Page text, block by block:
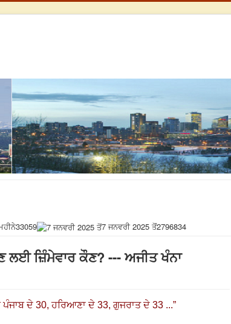
33059 7 ਜਨਵਰੀ 2025 ਤੋਂ2796834
ਲਈ ਜ਼ਿੰਮੇਵਾਰ ਕੌਣ? --- ਅਜੀਤ ਖੰਨਾ
ਦੇ 30,ਹਰਿਆਣਾ ਦੇ 33, ਗੁਜਰਾਤ ਦੇ 33 ...”